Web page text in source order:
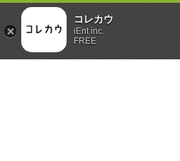
コレカウ
iEnt inc.
FREE